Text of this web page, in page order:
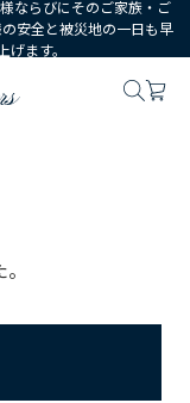
ならびにそのご家族・ご
安全と被災地の一日も早
ます。